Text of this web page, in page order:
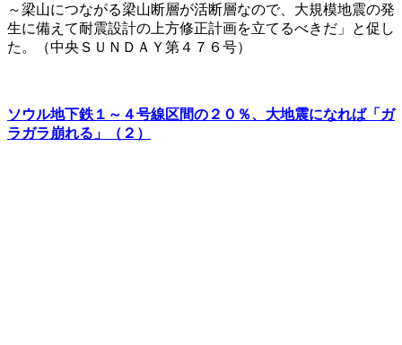
～梁山につながる梁山断層が活断層なので、大規模地震の発
生に備えて耐震設計の上方修正計画を立てるべきだ」と促し
た。（中央ＳＵＮＤＡＹ第４７６号）
ソウル地下鉄１～４号線区間の２０％、大地震になれば「ガ
ラガラ崩れる」（２）